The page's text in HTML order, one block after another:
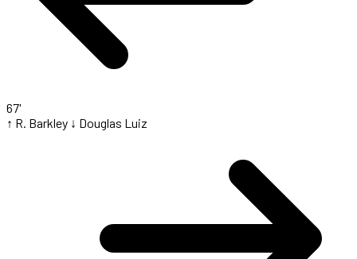
67'
↑ R. Barkley ↓ Douglas Luiz